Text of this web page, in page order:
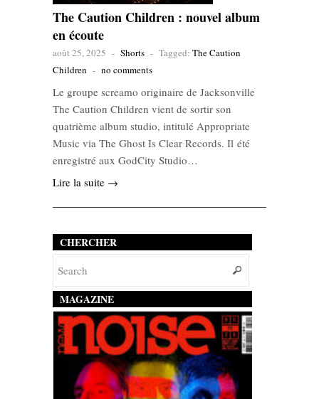
The Caution Children : nouvel album
en écoute
août 25, 2025 - Shorts - Tagged: The Caution
Children - no comments
Le groupe screamo originaire de Jacksonville
The Caution Children vient de sortir son
quatrième album studio, intitulé Appropriate
Music via The Ghost Is Clear Records. Il été
enregistré aux GodCity Studio…
Lire la suite →
CHERCHER
MAGAZINE